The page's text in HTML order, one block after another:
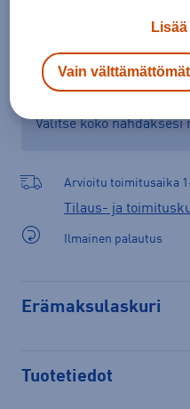
Tarkista saatavuus ja
Verkkokauppa: Saatavilla
Valitse koko nähdäksesi
Arvioitu toimitusaika
Tilaus- ja
Ilmainen palautus
Erämaksulaskuri
Tuotetiedot
Vain välttämättömät